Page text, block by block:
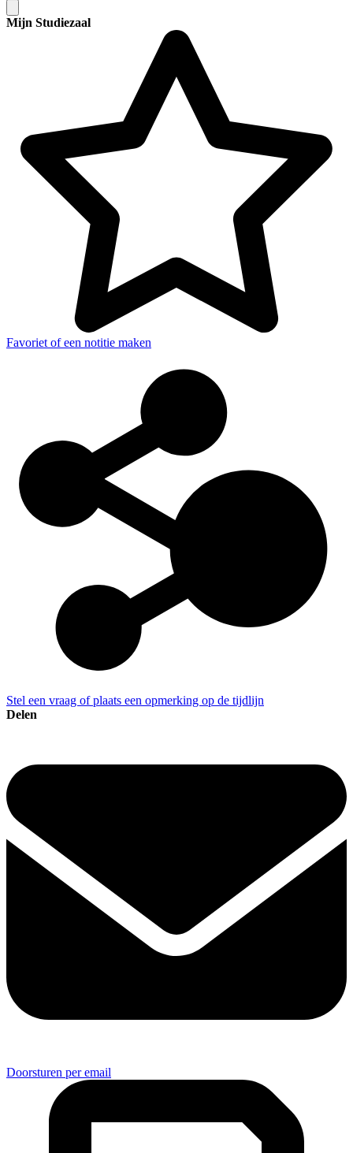
Mijn Studiezaal
Favoriet of een notitie maken
Stel een vraag of plaats een opmerking op de tijdlijn
Delen
Doorsturen per email